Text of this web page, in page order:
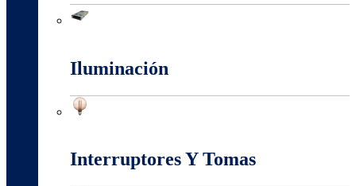
Iluminación
Interruptores Y Tomas